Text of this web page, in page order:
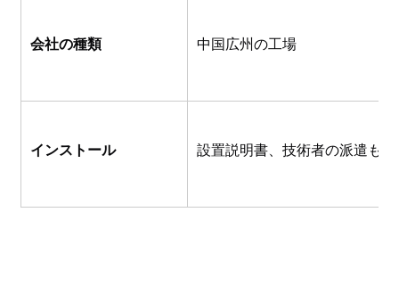
会社の種類 中国広州の工場
インストール 設置説明書、技術者の派遣も